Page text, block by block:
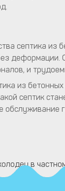
септика из
деформации.
и
из
септик
обслуживание
в